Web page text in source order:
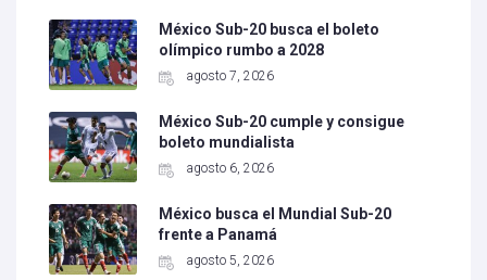
México Sub-20 busca el boleto
olímpico rumbo a 2028
agosto 7, 2026
México Sub-20 cumple y consigue
boleto mundialista
agosto 6, 2026
México busca el Mundial Sub-20
frente a Panamá
agosto 5, 2026